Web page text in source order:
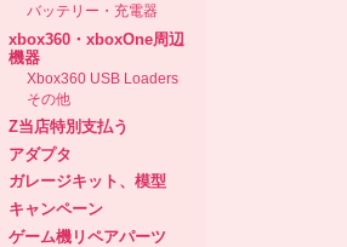
バッテリー・充電器
xbox360・xboxOne周辺
機器
Xbox360 USB Loaders
その他
Z当店特別支払う
アダプタ
ガレージキット、模型
キャンペーン
ゲーム機リペアパーツ